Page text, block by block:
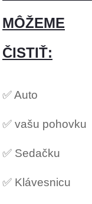
MÔŽEME
ČISTIŤ:
✅ Auto
✅ vašu pohovku
✅ Sedačku
✅ Klávesnicu